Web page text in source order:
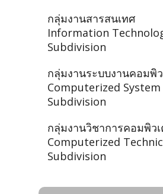
กลุ่มงานสารสนเทศ
Information
Subdivision
กลุ่มงานระบบงานคอมพิ
Computerized System
Subdivision
กลุ่มงานวิชาการคอมพิว
Computerized
Subdivision